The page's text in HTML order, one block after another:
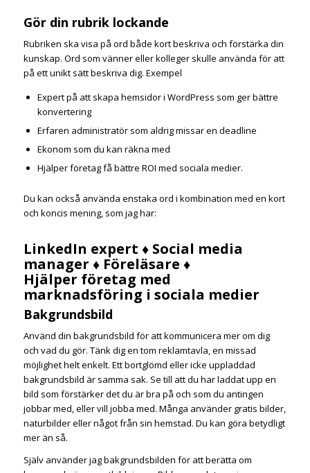
Gör din rubrik lockande
Rubriken ska visa på ord både kort beskriva och förstärka din
kunskap. Ord som vänner eller kolleger skulle använda för att
på ett unikt sätt beskriva dig. Exempel
Expert på att skapa hemsidor i WordPress som ger bättre
konvertering
Erfaren administratör som aldrig missar en deadline
Ekonom som du kan räkna med
Hjälper företag få bättre ROI med sociala medier.
Du kan också använda enstaka ord i kombination med en kort
och koncis mening, som jag har:
LinkedIn expert ♦ Social media
manager ♦ Föreläsare ♦
Hjälper företag med
marknadsföring i sociala medier
Bakgrundsbild
Använd din bakgrundsbild för att kommunicera mer om dig
och vad du gör. Tänk dig en tom reklamtavla, en missad
möjlighet helt enkelt. Ett bortglömd eller icke uppladdad
bakgrundsbild är samma sak. Se till att du har laddat upp en
bild som förstärker det du är bra på och som du antingen
jobbar med, eller vill jobba med. Många använder gratis bilder,
naturbilder eller något från sin hemstad. Du kan göra betydligt
mer än så.
Själv använder jag bakgrundsbilden för att berätta om